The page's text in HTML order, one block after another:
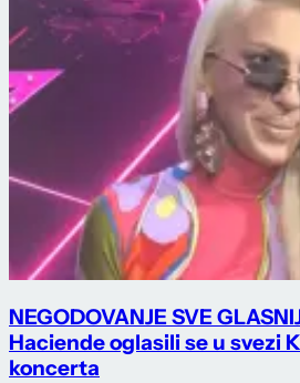
NEGODOVANJE SVE
Haciende oglasili se u svezi
koncerta